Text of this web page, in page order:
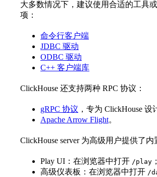
大多数情况下，建议使用合适的工具
项：
命令行客户端
JDBC 驱动
ODBC 驱动
C++ 客户端库
ClickHouse 还支持两种 RPC 协议：
gRPC 协议 ，专为 ClickHouse 设
Apache Arrow Flight。
ClickHouse server 为高级用户提供了内
Play UI：在浏览器中打开 /play ；
高级仪表板：在浏览器中打开 /